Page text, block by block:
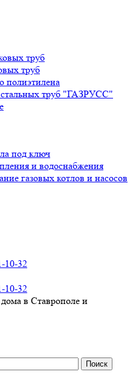
труб
труб
полиэтилена
труб "ГАЗРУСС"
под ключ
и водоснабжения
газовых котлов и насосов
10-32
10-32
в Ставрополе и
Поиск